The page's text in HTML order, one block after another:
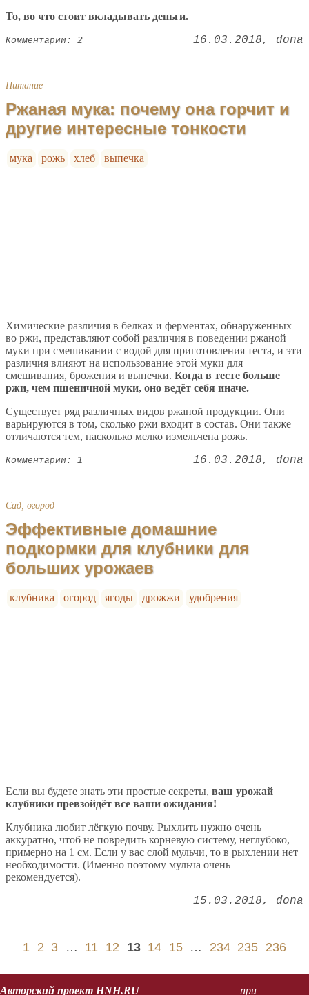
То, во что стоит вкладывать деньги.
Комментарии: 2 16.03.2018 dona
Питание
Ржаная мука: почему она горчит и
другие интересные тонкости
мука рожь хлеб выпечка
Химические различия в белках и ферментах, обнаруженных
во ржи, представляют собой различия в поведении ржаной
муки при смешивании с водой для приготовления теста, и эти
различия влияют на использование этой муки для
смешивания, брожения и выпечки. Когда в тесте больше
ржи, чем пшеничной муки, оно ведёт себя иначе.
Существует ряд различных видов ржаной продукции. Они
варьируются в том, сколько ржи входит в состав. Они также
отличаются тем, насколько мелко измельчена рожь.
Комментарии: 1 16.03.2018 dona
Сад, огород
Эффективные домашние
подкормки для клубники для
больших урожаев
клубника огород ягоды дрожжи удобрения
Если вы будете знать эти простые секреты, ваш урожай
клубники превзойдёт все ваши ожидания!
Клубника любит лёгкую почву. Рыхлить нужно очень
аккуратно, чтоб не повредить корневую систему, неглубоко,
примерно на 1 см. Если у вас слой мульчи, то в рыхлении нет
необходимости. (Именно поэтому мульча очень
рекомендуется).
15.03.2018 dona
1 2 3 … 11 12 13 14 15 … 234 235 236
Авторский проект HNH.RU при